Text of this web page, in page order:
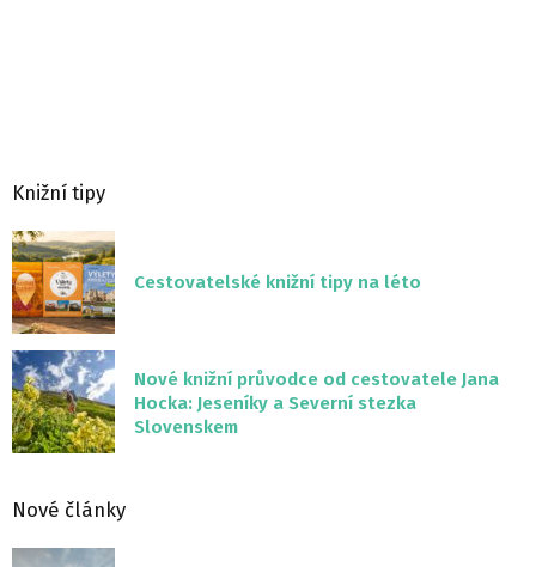
Knižní tipy
Cestovatelské knižní tipy na léto
Nové knižní průvodce od cestovatele Jana
Hocka: Jeseníky a Severní stezka
Slovenskem
Nové články